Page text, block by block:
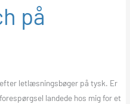
på
letlæsningsbøger på tysk. Er
landede hos mig for et